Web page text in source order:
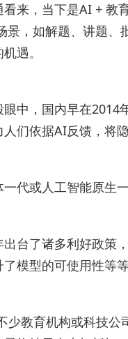
来，当下是AI + 教
景，如解题、讲题
遇。
中，国内早在
们依据AI反馈，将
代或人工智能原生
台了诸多利好政策
模型的可使用性等
少教育机构或科技